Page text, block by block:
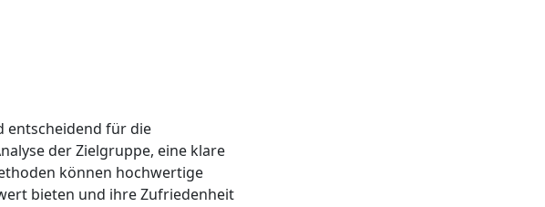
entscheidend für die
der Zielgruppe, eine klare
können hochwertige
bieten und ihre Zufriedenheit